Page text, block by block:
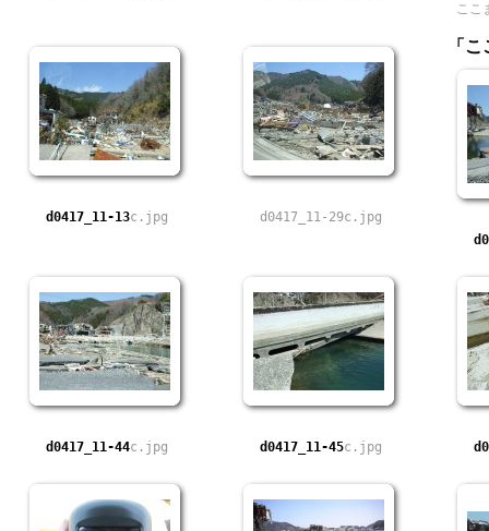
ここ
d0417_11-13c.jpg d0417_11-29c.jpg
「
d0417_11-44c.jpg d0417_11-45c.jpg